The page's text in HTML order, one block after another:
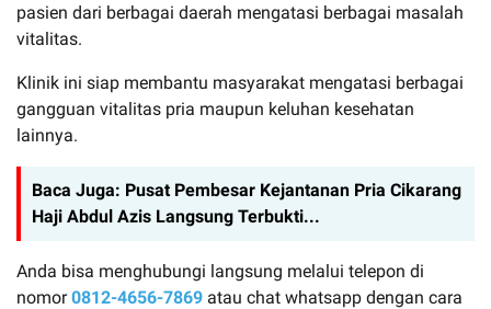
pasien dari berbagai daerah mengatasi berbagai masalah
vitalitas.
Klinik ini siap membantu masyarakat mengatasi berbagai
gangguan vitalitas pria maupun keluhan kesehatan
lainnya.
Baca Juga: Pusat Pembesar Kejantanan Pria Cikarang
Haji Abdul Azis Langsung Terbukti...
Anda bisa menghubungi langsung melalui telepon di
nomor0812-4656-7869 atau chat whatsapp dengan cara